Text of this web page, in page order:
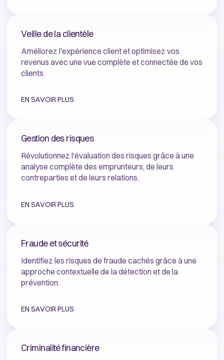
Veille de la clientèle
Améliorez l'expérience client et optimisez vos
revenus avec une vue complète et connectée de vos
clients.
EN SAVOIR PLUS
Gestion des risques
Révolutionnez l'évaluation des risques grâce à une
analyse complète des emprunteurs, de leurs
contreparties et de leurs relations.
EN SAVOIR PLUS
Fraude et sécurité
Identifiez les risques de fraude cachés grâce à une
approche contextuelle de la détection et de la
prévention.
EN SAVOIR PLUS
Criminalité financière